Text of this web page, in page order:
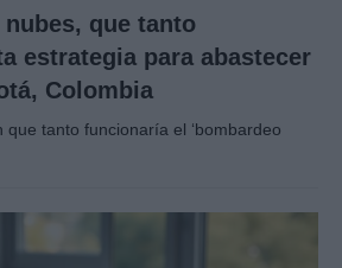
que tanto
estrategia para abastecer
Colombia
que tanto funcionaría el ‘bombardeo